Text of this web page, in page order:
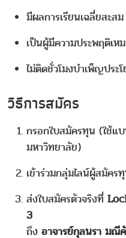
มีผลการเรียนเฉลี่ยสะส
เป็นผู้มีความประพฤติเห
ไม่ติดชั่วโมงบำเพ็ญประ
วิธีการสมัคร
กรอกใบสมัครทุน (ใช้แ
มหาวิทยาลัย)
เข้าร่วมกลุ่มไลน์ผู้สมัคร
ส่งใบสมัครตัวจริงที่
3
ถึง อาจารย์กุลนรา มณี